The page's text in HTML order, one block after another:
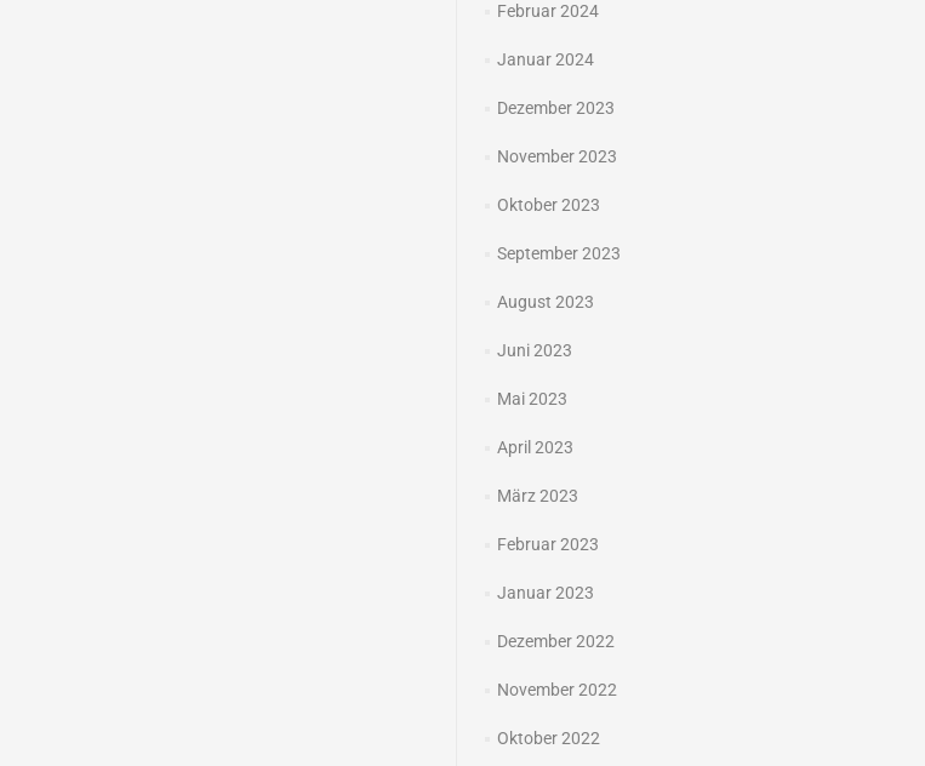
Februar 2024
Januar 2024
Dezember 2023
November 2023
Oktober 2023
September 2023
August 2023
Juni 2023
Mai 2023
April 2023
März 2023
Februar 2023
Januar 2023
Dezember 2022
November 2022
Oktober 2022